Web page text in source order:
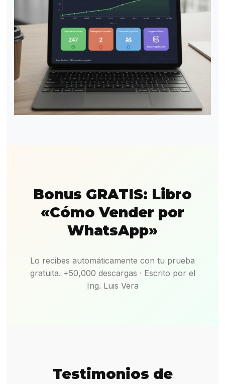
Bonus GRATIS: Libro
«Cómo Vender por
WhatsApp»
Lo recibes automáticamente con tu prueba
gratuita. +50,000 descargas · Escrito por el
Ing. Luis Vera
Testimonios de